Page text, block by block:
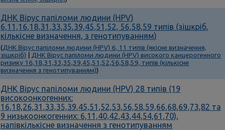
ДНК Вірус папіломи людини (HPV)
6,11,16,18,31,33,35,39,45,51,52, 56,58,59 типів (зішкріб,
кількісне визначення, з генотипуванням)
(ДНК Вірус папіломи людини (HPV) 6, 11 типів (якісне визначення,
зішкріб)
ДНК Вірус папіломи людини (HPV) високого канцерогенного
ризику 16,18,31,33,35,39,45,51,52,56,58,59, типів (кількісне
визначення з генотипуванням))
ДНК Вірус папіломи людини (HPV) 28 типів (19
високоонкогенних:
16,18,26,31,33,35,39,45,51,52,53,56,58,59,66,68,69,73,82 та
9 низькоонкогенних: 6,11,40,42,43,44,54,61,70),
напівкількісне визначення з генотипуванням